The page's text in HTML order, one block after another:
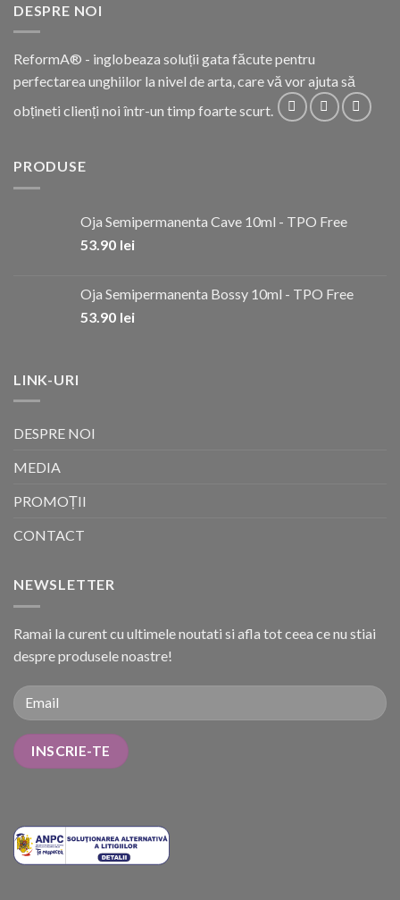
DESPRE NOI
ReformA® - inglobeaza soluții gata făcute pentru
perfectarea unghiilor la nivel de arta, care vă vor ajuta să
obțineti clienți noi într-un timp foarte scurt.
PRODUSE
Oja Semipermanenta Cave 10ml - TPO Free
53.90 lei
Oja Semipermanenta Bossy 10ml - TPO Free
53.90 lei
LINK-URI
DESPRE NOI
MEDIA
PROMOȚII
CONTACT
NEWSLETTER
Ramai la curent cu ultimele noutati si afla tot ceea ce nu stiai
despre produsele noastre!